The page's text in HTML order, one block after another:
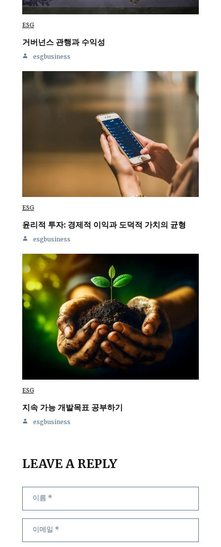
ESG
거버넌스 관행과 수익성
esgbusiness
ESG
윤리적 투자: 경제적 이익과 도덕적 가치의 균형
esgbusiness
ESG
지속 가능 개발목표 공부하기
esgbusiness
LEAVE A REPLY